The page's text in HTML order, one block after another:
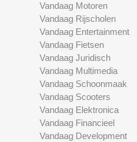
Vandaag Motoren
Vandaag Rijscholen
Vandaag Entertainment
Vandaag Fietsen
Vandaag Juridisch
Vandaag Multimedia
Vandaag Schoonmaak
Vandaag Scooters
Vandaag Elektronica
Vandaag Financieel
Vandaag Development